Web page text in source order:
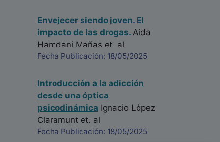
Envejecer siendo joven. El
impacto de las drogas. Aida
Hamdani Mañas et. al
Fecha Publicación: 18/05/2025
Introducción a la adicción
desde una óptica
psicodinámica Ignacio López
Claramunt et. al
Fecha Publicación: 18/05/2025